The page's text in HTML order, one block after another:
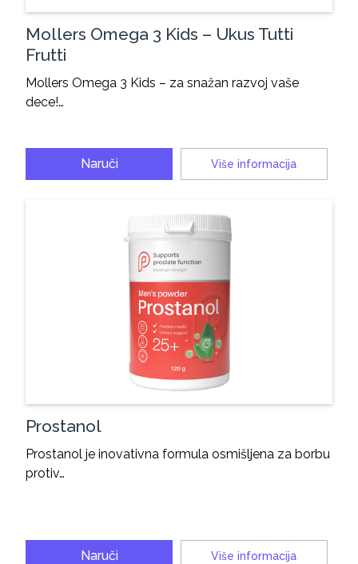
Mollers Omega 3 Kids – Ukus Tutti
Frutti
Mollers Omega 3 Kids – za snažan razvoj vaše
dece!…
Naruči Više informacija
Prostanol
Prostanol je inovativna formula osmišljena za borbu
protiv…
Naruči Više informacija